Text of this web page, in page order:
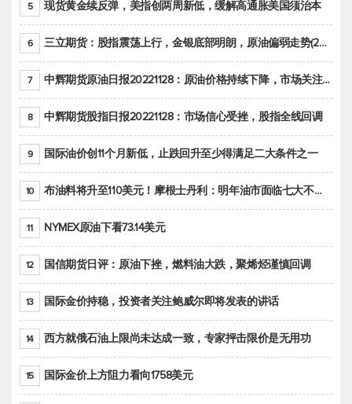
5 现货黄金续反弹，美指创两周新低，缓解高通胀美国须治本
6 三立期货：股指震荡上行，金银底部明朗，原油偏弱走势(20221128收评)
7 中辉期货原油日报20221128：原油价格持续下降，市场关注OPEC+新一轮产能政策
8 中辉期货股指日报20221128：市场信心受挫，股指全线回调
9 国际油价创11个月新低，止跌回升至少得满足二大条件之一
10 布油料将升至110美元！摩根士丹利：明年油市面临七大不确定性
11 NYMEX原油下看73.14美元
12 国信期货日评：原油下挫，燃料油大跌，聚烯烃谨慎回调
13 国际金价持稳，投资者关注鲍威尔即将发表的讲话
14 西方就俄石油上限尚未达成一致，专家抨击限价是无用功
15 国际金价上方阻力看向1758美元